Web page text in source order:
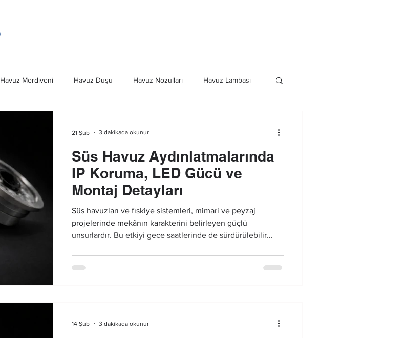
Havuz Merdiveni Havuz Duşu Havuz Nozulları Havuz Lambası
Havuz Fıskiye SistemleriSüs Havuz Aydınlatmalarında
IP Koruma, LED Gücü ve
Montaj Detayları
Süs havuzları ve fıskiye sistemleri, mimari ve peyzaj
projelerinde mekânın karakterini belirleyen güçlü
unsurlardır. Bu etkiyi gece saatlerinde de sürdürülebilir
teknik güvenlik ve uzun ömürlü kullanım da bu sistemlerin
21 Şub 3 dakikada okunur
14 Şub 3 dakikada okunur